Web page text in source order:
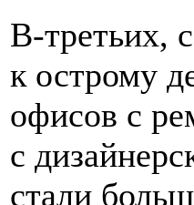
В-третьих,
к острому
офисов с
с
стали